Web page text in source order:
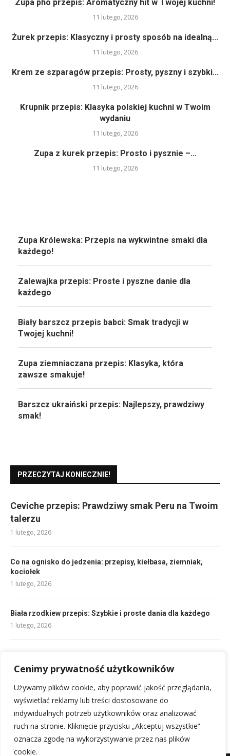
Cenimy prywatność użytkowników
Używamy plików cookie, aby poprawić jakość przeglądania,
wyświetlać reklamy lub treści dostosowane do
indywidualnych potrzeb użytkowników oraz analizować
ruch na stronie. Kliknięcie przycisku „Akceptuj wszystkie”
oznacza zgodę na wykorzystywanie przez nas plików
cookie.
Zupa pho przepis: Aromatyczny hit w Twojej kuchni!
11 lutego, 2026
Żurek przepis: Klasyczny i prosty sposób na idealną...
11 lutego, 2026
Krem ze szparagów przepis: Prosty, pyszny i szybki...
11 lutego, 2026
Krupnik przepis: Klasyka polskiej kuchni w Twoim
wydaniu
11 lutego, 2026
Zupa z kurek przepis: Prosto i pysznie –...
11 lutego, 2026
Zupa Królewska: Przepis na wykwintne smaki dla
każdego!
Zalewajka przepis: Proste i pyszne danie dla
każdego
Biały barszcz przepis babci: Smak tradycji w
Twojej kuchni!
Zupa ziemniaczana przepis: Klasyka, która
zawsze smakuje!
Barszcz ukraiński przepis: Najlepszy, prawdziwy
smak!
PRZECZYTAJ KONIECZNIE!
Ceviche przepis: Prawdziwy smak Peru na Twoim
talerzu
1 lutego, 2026
Co na ognisko do jedzenia: przepisy, kiełbasa, ziemniak,
kociołek
1 lutego, 2026
Biała rzodkiew przepis: Szybkie i proste dania dla każdego
1 lutego, 2026
1 lutego, 2026
Wiśniówka przepis: domowa nalewka, którą pokochasz!
2 lutego, 2026